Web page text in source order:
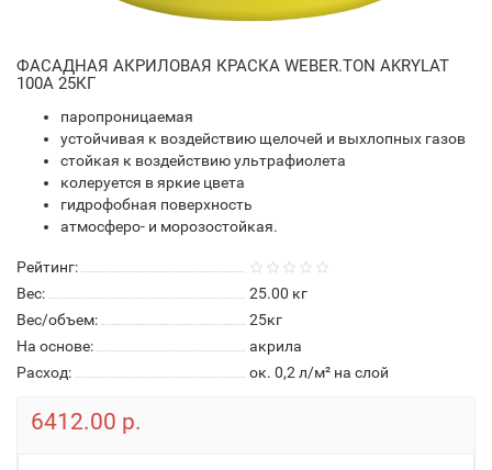
ФАСАДНАЯ АКРИЛОВАЯ КРАСКА WEBER.TON AKRYLAT
100А 25КГ
паропроницаемая
устойчивая к воздействию щелочей и выхлопных газов
стойкая к воздействию ультрафиолета
колеруется в яркие цвета
гидрофобная поверхность
атмосферо- и морозостойкая.
Рейтинг:
Вес:
25.00 кг
Вес/объем:
25кг
На основе:
акрила
Расход:
ок. 0,2 л/м² на слой
6412.00 р.